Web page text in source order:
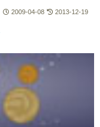
2009-04-08 2013-12-19